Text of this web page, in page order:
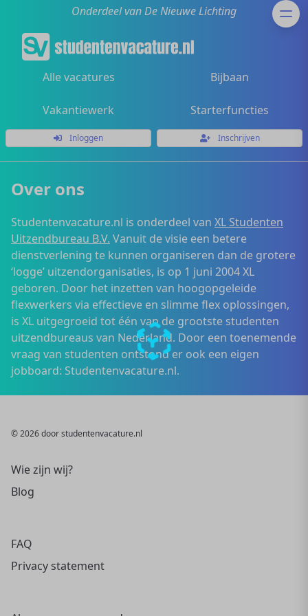
Onderdeel van De Nieuwe Lichting
Alle vacatures Bijbaan
Vakantiewerk Starterfuncties
Inloggen Inschrijven
Over ons
Studentenvacature.nl is onderdeel van XL Studenten
Uitzendbureau B.V. Vanuit de visie een betere
dienstverlening te kunnen organiseren dan de grotere
‘logge’ uitzendorganisaties, is op 1 juni 2004 XL
geboren. Door het inzetten van hoogopgeleide
flexwerkers via effectieve en slimme flex oplossingen,
is XL uitgegroeid tot één van de grootste studenten
uitzendbureaus van Nederland. Door een toenemende
vraag van studenten ontstond er ook een eigen
jobboard: Studentenvacature.nl.
© 2026 door studentenvacature.nl
Wie zijn wij?
Blog
FAQ
Privacy statement